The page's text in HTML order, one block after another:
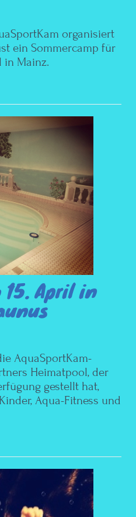
organisiert
ein Sommercamp für
in Mainz.
15. April in
AquaSportKam-
Heimatpool, der
gestellt hat,
Aqua-Fitness und